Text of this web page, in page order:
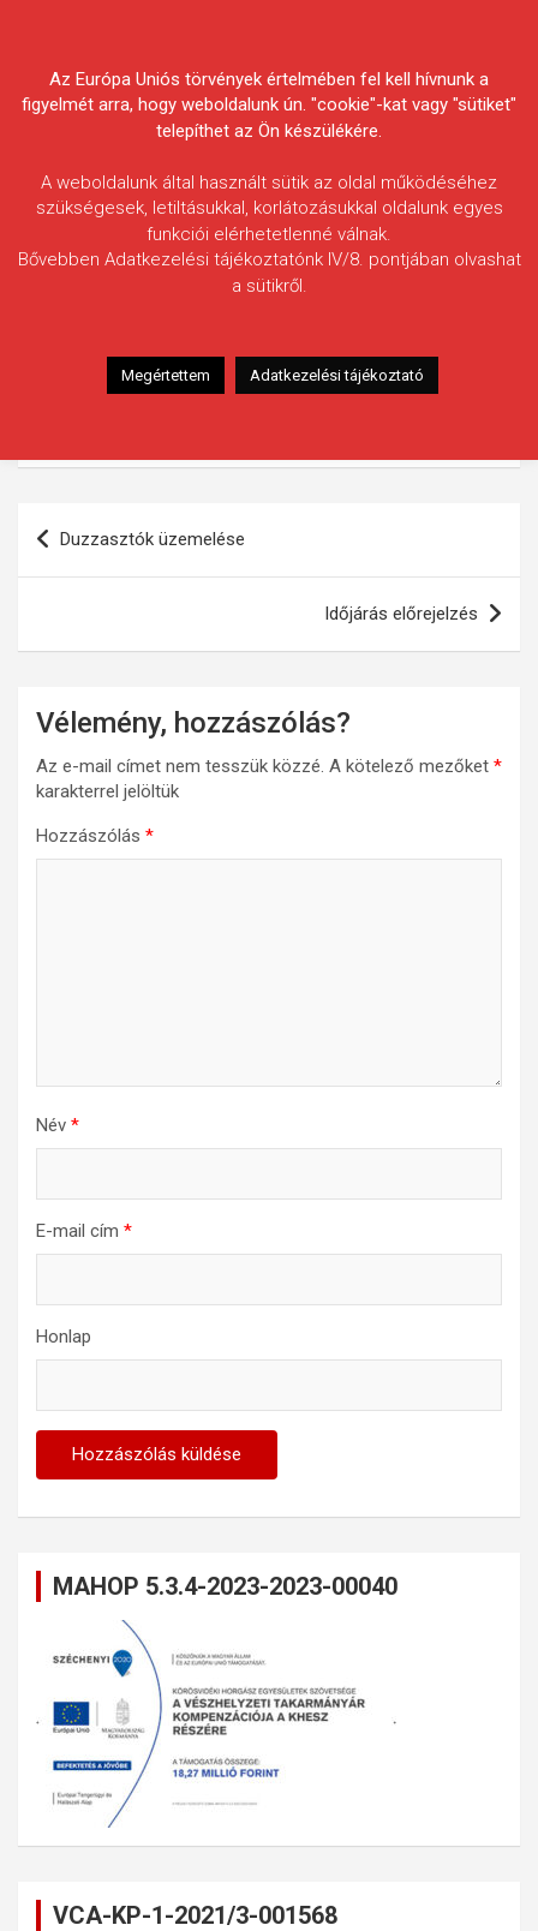
Egyesületek Szövetsége
HÍREK
Időjárás előrejelzés
Időjárás előrejelzés a koponyeg.hu segítségével:
Bejegyzés
navigáció
Duzzasztók üzemelése
Időjárás előrejelzés
Vélemény, hozzászólás?
Az e-mail címet nem tesszük közzé. A kötelező mezőket *
karakterrel jelöltük
Hozzászólás *
Név *
E-mail cím *
Honlap
MAHOP 5.3.4-2023-2023-00040
VCA-KP-1-2021/3-001568
Az Európa Uniós törvények értelmében fel kell hívnunk a
figyelmét arra, hogy weboldalunk ún. "cookie"-kat vagy "sütiket"
telepíthet az Ön készülékére.
A weboldalunk által használt sütik az oldal működéséhez
szükségesek, letiltásukkal, korlátozásukkal oldalunk egyes
funkciói elérhetetlenné válnak.
Bővebben Adatkezelési tájékoztatónk IV/8. pontjában olvashat
a sütikről.
Megértettem Adatkezelési tájékoztató